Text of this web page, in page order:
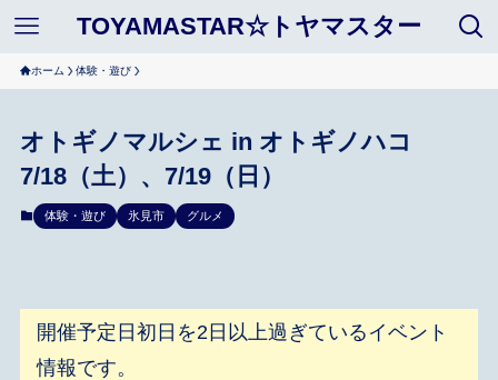
TOYAMASTAR☆トヤマスター
ホーム 体験・遊び
オトギノマルシェ in オトギノハコ
7/18（土）、7/19（日）
体験・遊び 氷見市 グルメ
開催予定日初日を2日以上過ぎているイベント
情報です。